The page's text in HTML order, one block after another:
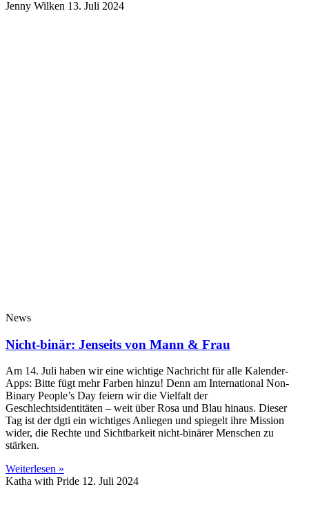
Jenny Wilken 13. Juli 2024
News
Nicht-binär: Jenseits von Mann & Frau
Am 14. Juli haben wir eine wichtige Nachricht für alle Kalender-
Apps: Bitte fügt mehr Farben hinzu! Denn am International Non-
Binary People’s Day feiern wir die Vielfalt der
Geschlechtsidentitäten – weit über Rosa und Blau hinaus. Dieser
Tag ist der dgti ein wichtiges Anliegen und spiegelt ihre Mission
wider, die Rechte und Sichtbarkeit nicht-binärer Menschen zu
stärken.
Weiterlesen »
Katha with Pride 12. Juli 2024